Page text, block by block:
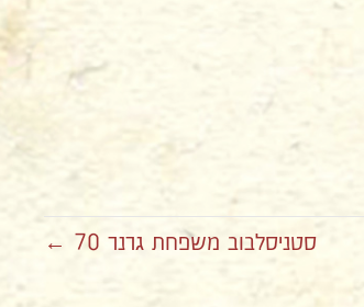
סטניסלבוב משפחת גרנר 70 ←